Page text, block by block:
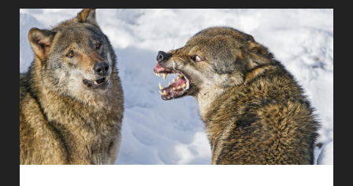
FAMILLE
AU
FONCTIONNEMENT
TOTALITAIRE